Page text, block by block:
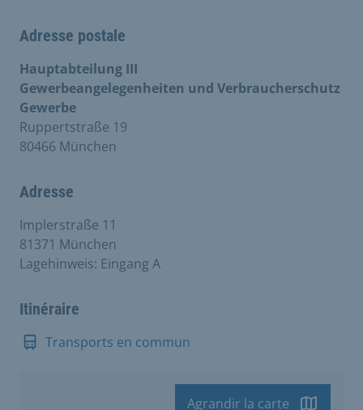
Adresse postale
Hauptabteilung III
Gewerbeangelegenheiten und Verbraucherschutz
Gewerbe
Ruppertstraße 19
80466 München
Adresse
Implerstraße 11
81371 München
Lagehinweis: Eingang A
Itinéraire
Transports en commun
Agrandir la carte